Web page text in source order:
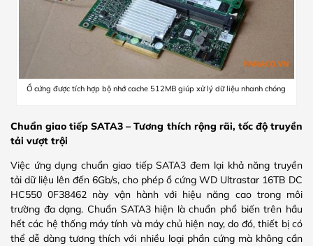
Ổ cứng được tích hợp bộ nhớ cache 512MB giúp xử lý dữ liệu nhanh chóng
Chuẩn giao tiếp SATA3 – Tương thích rộng rãi, tốc độ truyền
tải vượt trội
Việc ứng dụng chuẩn giao tiếp SATA3 đem lại khả năng truyền
tải dữ liệu lên đến 6Gb/s, cho phép ổ cứng WD Ultrastar 16TB DC
HC550 0F38462 này vận hành với hiệu năng cao trong môi
trường đa dạng. Chuẩn SATA3 hiện là chuẩn phổ biến trên hầu
hết các hệ thống máy tính và máy chủ hiện nay, do đó, thiết bị có
thể dễ dàng tương thích với nhiều loại phần cứng mà không cần